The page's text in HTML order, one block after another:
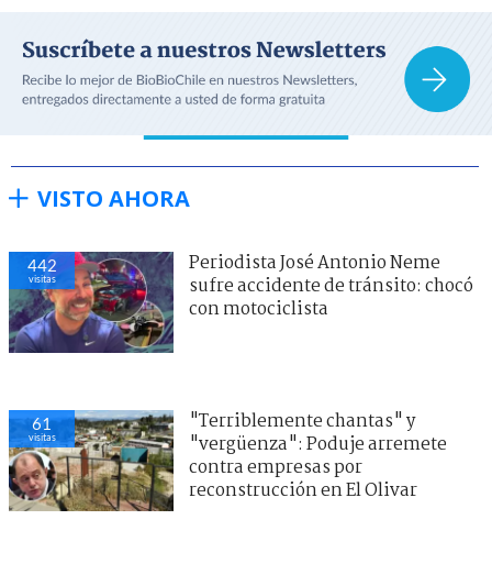
VISTO AHORA
442
visitas
Periodista José Antonio Neme
sufre accidente de tránsito: chocó
con motociclista
61
visitas
"Terriblemente chantas" y
"vergüenza": Poduje arremete
contra empresas por
reconstrucción en El Olivar